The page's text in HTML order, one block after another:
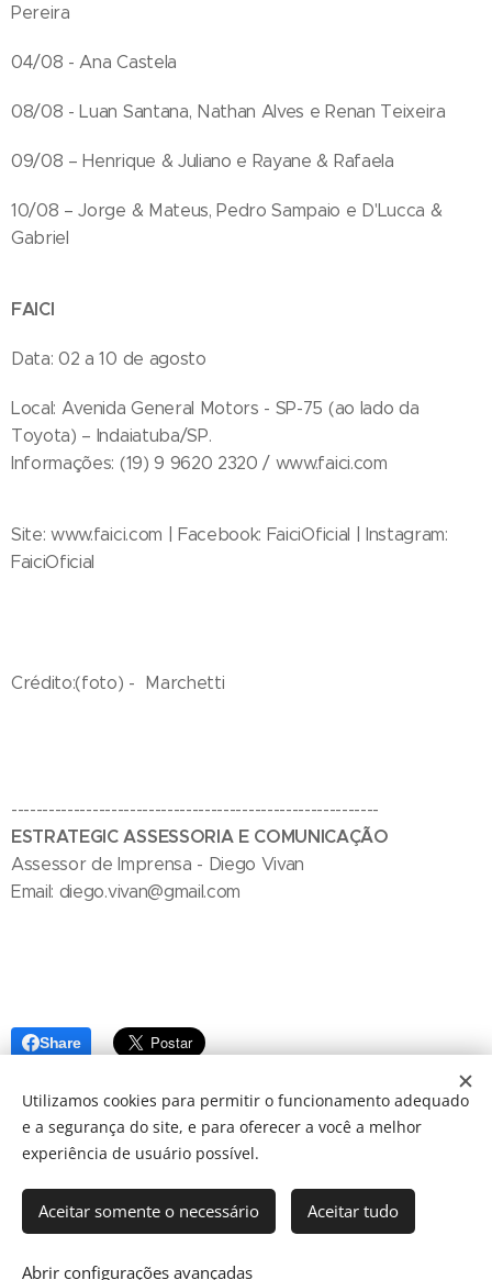
Pereira
04/08 - Ana Castela
08/08 - Luan Santana, Nathan Alves e Renan Teixeira
09/08 – Henrique & Juliano e Rayane & Rafaela
10/08 – Jorge & Mateus, Pedro Sampaio e D'Lucca &
Gabriel
FAICI
Data: 02 a 10 de agosto
Local: Avenida General Motors - SP-75 (ao lado da
Toyota) – Indaiatuba/SP.
Informações: (19) 9 9620 2320 / www.faici.com
Site: www.faici.com | Facebook: FaiciOficial | Instagram:
FaiciOficial
Crédito:(foto) - Marchetti
-----------------------------------------------------------
ESTRATEGIC ASSESSORIA E COMUNICAÇÃO
Assessor de Imprensa - Diego Vivan
Email: diego.vivan@gmail.com
Share
© 2024 JBarretos Eventos.
Utilizamos cookies para permitir o funcionamento adequado
e a segurança do site, e para oferecer a você a melhor
experiência de usuário possível.
Aceitar somente o necessário Aceitar tudo
Abrir configurações avançadas